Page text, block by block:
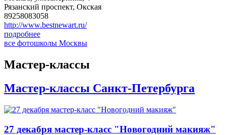
Рязанский проспект, Окская
89258083058
http://www.bestnewart.ru/
подробнее
все фотошколы Москвы
Мастер-классы
Мастер-классы Санкт-Петербурга
27 декабря мастер-класс "Новогодний макияж"